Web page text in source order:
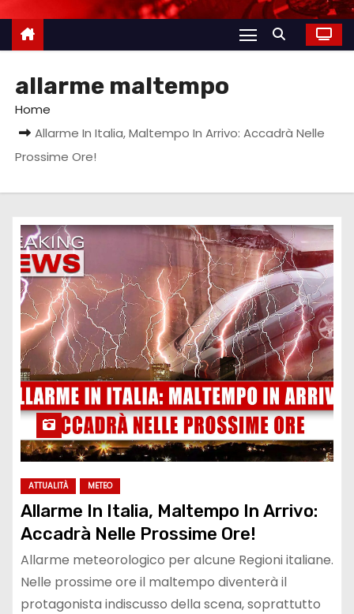
allarme maltempo
Home
Allarme In Italia, Maltempo In Arrivo: Accadrà Nelle
Prossime Ore!
ATTUALITÀ METEO
Allarme In Italia, Maltempo In Arrivo:
Accadrà Nelle Prossime Ore!
Allarme meteorologico per alcune Regioni italiane.
Nelle prossime ore il maltempo diventerà il
protagonista indiscusso della scena, soprattutto